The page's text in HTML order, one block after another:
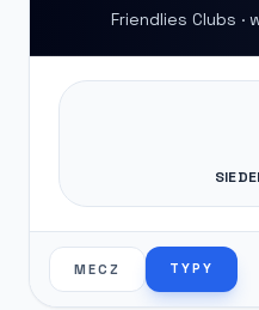
Friendlies Clubs ·
MECZ TYPY